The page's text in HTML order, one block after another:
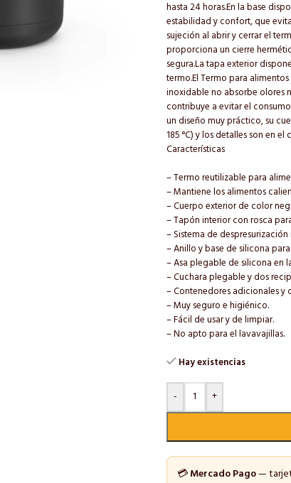
hasta 24 horas.En la base
estabilidad y confort, que
sujeción al abrir y cerrar el
proporciona un cierre
segura.La tapa exterior
termo.El Termo para
inoxidable no absorbe olores
contribuye a evitar el
un diseño muy práctico, su
185 °C) y los detalles son en
Características
– Termo reutilizable para
– Mantiene los alimentos
– Cuerpo exterior de color
– Tapón interior con rosca
– Sistema de
– Anillo y base de silicona
– Asa plegable de silicona en
– Cuchara plegable y dos
– Contenedores adicionales
– Muy seguro e higiénico.
– Fácil de usar y de limpiar.
– No apto para el lavavajillas.
Hay existencias
-
+
💳Mercado Pago—